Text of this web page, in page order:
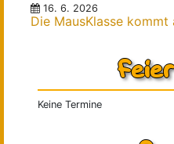
16. 6. 2026
Die MausKlasse kommt
Keine Termine